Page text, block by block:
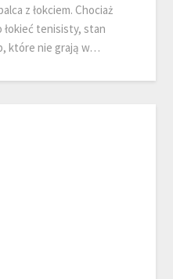
z łokciem. Chociaż
tenisisty, stan
które nie grają w…